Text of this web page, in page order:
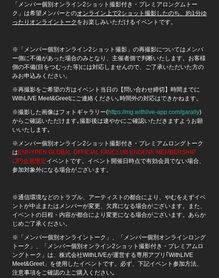
「メンバー個別オンライン2ショット撮影付き・プレミアロングムトー
ク」は希望メンバーとのオンライン上で2ショット撮影したのち、約1分ゆ
ったりオンライントーク をお楽しみいただけるイベントです。
※「メンバー個別オンライン2ショット撮影」の再撮影についてはメンバ
ー側に不備があった場合のみとなり、主催者側で判断いたします。お客様
側の不備(目をつむった等)には対応しませんので、ご了承いただいた方の
みお申込みください。
※再撮影をご希望の方はイベント当日の【問い合わせ締切】時間までに
WithLIVE Meet&Greetにご連絡ください｡時間外の対応はできかねます。
※撮影した画像はフォトギャラリー(https://mg.withlive-app.com/garally)
からご確認いただけます｡撮影後は速やかにご確認いただきますようお願
いいたします｡
※メンバー個別オンライン2ショット撮影付き・プレミアムロングトーク
はENHYPEN GLOBAL OFFICIAL FANCLUB ENGENE MEMBERSHIP
(JP)会員限定イベントです。イベント開催日時点で有効会員でない場合、
参加対象外になる場合がございます。
※通信環境などのトラブル、アーティストの都合により、やむをえずイベ
ントが中止またはメンバーが変更、欠席になる場合がございます。また、
イベントの日程・内容が都合により変更になる場合がございます。あらか
じめご了承ください。
※「メンバー個別オンライントーク」、「メンバー個別オンラインロング
トーク」、「メンバー個別オンライン2ショット撮影付き・プレミアムロ
ングトーク」は、株式会社WithLIVEが運営する専用アプリ｢WithLIVE
Meet&Greet」を使用したイベントです。必ず、下記イベント参加方法、
注意事項をご確認の上ご購入ください｡